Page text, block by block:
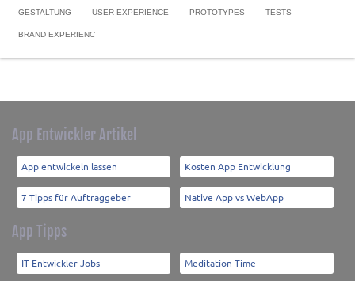
GESTALTUNG USER EXPERIENCE PROTOTYPES TESTS
BRAND EXPERIENC
App Entwickler Artikel
App entwickeln lassen Kosten App Entwicklung
7 Tipps für Auftraggeber Native App vs WebApp
App Tipps
IT Entwickler Jobs Meditation Time